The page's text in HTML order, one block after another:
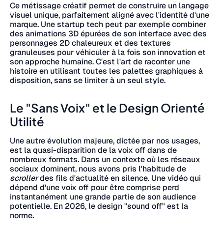
Ce métissage créatif permet de construire un langage
visuel unique, parfaitement aligné avec l'identité d'une
marque. Une startup tech peut par exemple combiner
des animations 3D épurées de son interface avec des
personnages 2D chaleureux et des textures
granuleuses pour véhiculer à la fois son innovation et
son approche humaine. C'est l'art de raconter une
histoire en utilisant toutes les palettes graphiques à
disposition, sans se limiter à un seul style.
Le "Sans Voix" et le Design Orienté
Utilité
Une autre évolution majeure, dictée par nos usages,
est la quasi-disparition de la voix off dans de
nombreux formats. Dans un contexte où les réseaux
sociaux dominent, nous avons pris l'habitude de
scrollerdes fils d'actualité en silence. Une vidéo qui
dépend d'une voix off pour être comprise perd
instantanément une grande partie de son audience
potentielle. En 2026, le design "sound off" est la
norme.